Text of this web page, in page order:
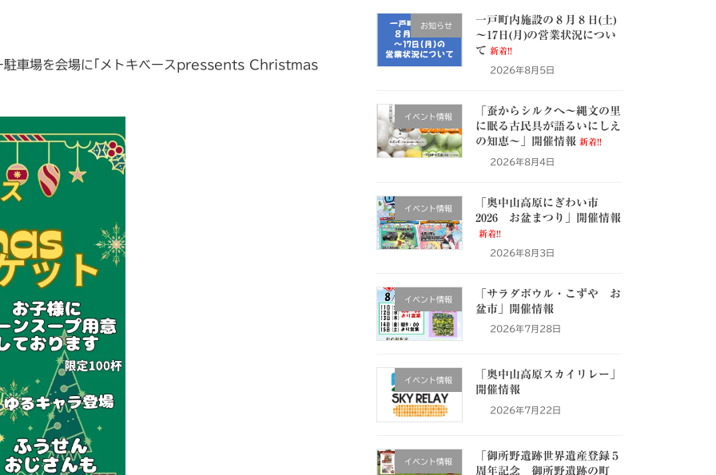
車場を会場に｢メトキベースpressents Christmas
お知らせ
一戸町内施設の８月８日(土)
～17日(月)の営業状況につい
て 新着!!
2026年8月5日
イベント情報
「蚕からシルクへ～縄文の里
に眠る古民具が語るいにしえ
の知恵～」開催情報 新着!!
2026年8月4日
イベント情報
「奥中山高原にぎわい市
2026 お盆まつり」開催情報
新着!!
2026年8月3日
イベント情報
「サラダボウル・こずや お
盆市」開催情報
2026年7月28日
イベント情報
「奥中山高原スカイリレー」
開催情報
2026年7月22日
イベント情報
「御所野遺跡世界遺産登録５
周年記念 御所野遺跡の町